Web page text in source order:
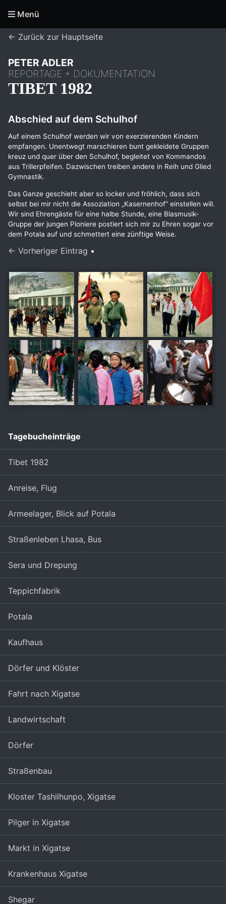
Menü
← Zurück zur Hauptseite
PETER ADLER
REPORTAGE + DOKUMENTATION
TIBET 1982
Abschied auf dem Schulhof
Auf einem Schulhof werden wir von exerzierenden Kindern
empfangen. Unentwegt marschieren bunt gekleidete Gruppen
kreuz und quer über den Schulhof, begleitet von Kommandos
aus Trillerpfeifen. Dazwischen treiben andere in Reih und Glied
Gymnastik.
Das Ganze geschieht aber so locker und fröhlich, dass sich
selbst bei mir nicht die Assoziation „Kasernenhof“ einstellen will.
Wir sind Ehrengäste für eine halbe Stunde, eine Blasmusik-
Gruppe der jungen Pioniere postiert sich mir zu Ehren sogar vor
dem Potala auf und schmettert eine zünftige Weise.
← Vorheriger Eintrag •
Tagebucheinträge
Tibet 1982
Anreise, Flug
Armeelager, Blick auf Potala
Straßenleben Lhasa, Bus
Sera und Drepung
Teppichfabrik
Potala
Kaufhaus
Dörfer und Klöster
Fahrt nach Xigatse
Landwirtschaft
Dörfer
Straßenbau
Kloster Tashilhunpo, Xigatse
Pilger in Xigatse
Markt in Xigatse
Krankenhaus Xigatse
Shegar